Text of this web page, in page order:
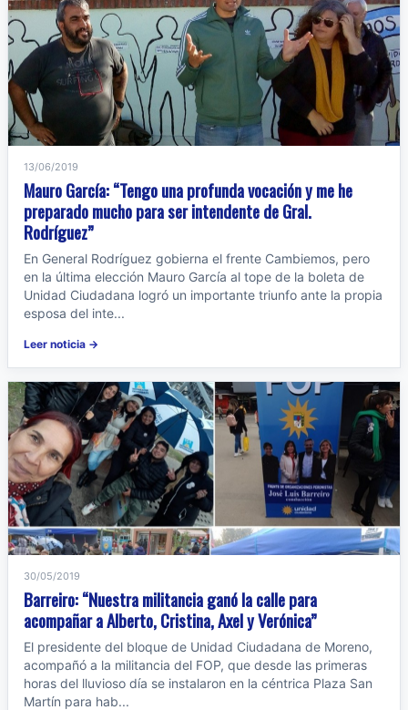
13/06/2019
Mauro García: “Tengo una profunda vocación y me he
preparado mucho para ser intendente de Gral.
Rodríguez”
En General Rodríguez gobierna el frente Cambiemos, pero
en la última elección Mauro García al tope de la boleta de
Unidad Ciudadana logró un importante triunfo ante la propia
esposa del inte...
Leer noticia →
30/05/2019
Barreiro: “Nuestra militancia ganó la calle para
acompañar a Alberto, Cristina, Axel y Verónica”
El presidente del bloque de Unidad Ciudadana de Moreno,
acompañó a la militancia del FOP, que desde las primeras
horas del lluvioso día se instalaron en la céntrica Plaza San
Martín para hab...